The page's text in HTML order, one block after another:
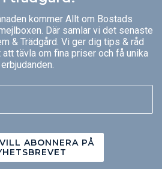
kommer Allt om Bostads
Där samlar vi det senaste
& Trädgård. Vi ger dig tips & råd
tävla om fina priser och få unika
erbjudanden.
ABONNERA PÅ